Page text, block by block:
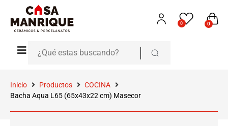
0 0
Inicio Productos
COCINA
Bacha Aqua L65 (65x43x22 cm) Masecor